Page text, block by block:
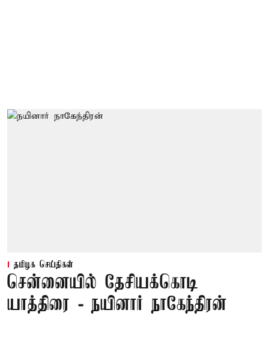
தமிழக செய்திகள்
சென்னையில் தேசியக்கொடி
யாத்திரை - நயினார் நாகேந்திரன்